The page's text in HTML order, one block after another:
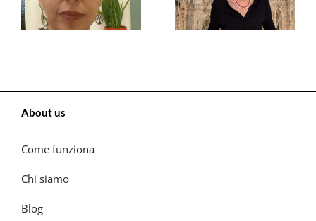
About us
Come funziona
Chi siamo
Blog